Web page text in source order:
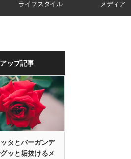
ライフスタイル メディア
ップ記事
タとバーガンデ
ッと垢抜けるメ